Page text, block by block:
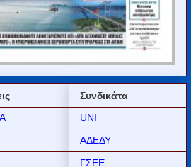
Συνδικάτα
UNI
ΑΔΕΔΥ
ΓΣΕΕ